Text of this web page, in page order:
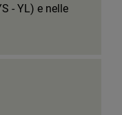
- YL) e nelle